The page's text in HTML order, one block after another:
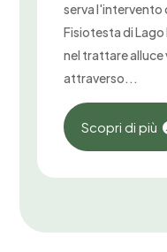
serva l'intervento
Fisiotesta di
nel trattare alluce
attraverso...
Scopri di più